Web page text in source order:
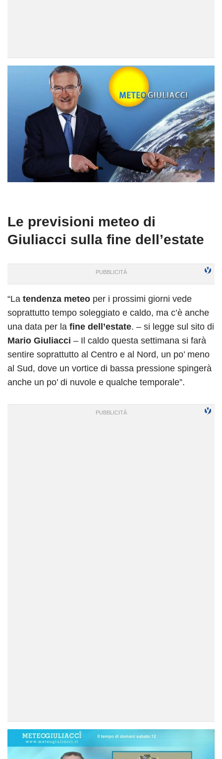
Le previsioni meteo di
Giuliacci sulla fine dell’estate
“La tendenza meteo per i prossimi giorni vede
soprattutto tempo soleggiato e caldo, ma c’è anche
una data per la fine dell’estate. – si legge sul sito di
Mario Giuliacci – Il caldo questa settimana si farà
sentire soprattutto al Centro e al Nord, un po’ meno
al Sud, dove un vortice di bassa pressione spingerà
anche un po’ di nuvole e qualche temporale”.